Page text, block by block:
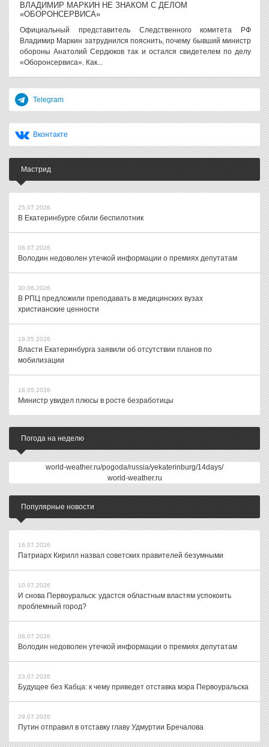
ВЛАДИМИР МАРКИН НЕ ЗНАКОМ С ДЕЛОМ
«ОБОРОНСЕРВИСА»
Официальный представитель Следственного комитета РФ
Владимир Маркин затруднился пояснить, почему бывший министр
обороны Анатолий Сердюков так и остался свидетелем по делу
«Оборонсервиса». Как...
Telegram
Вконтакте
Мастрид
25.07.2026
В Екатеринбурге сбили беспилотник
08.07.2026
Володин недоволен утечкой информации о премиях депутатам
30.06.2026
В РПЦ предложили преподавать в медицинских вузах
христианские ценности
19.05.2026
Власти Екатеринбурга заявили об отсутствии планов по
мобилизации
18.05.2026
Министр увидел плюсы в росте безработицы
Погода на неделю
world-weather.ru/pogoda/russia/yekaterinburg/14days/
world-weather.ru
Популярные новости
16.07.2026
Патриарх Кирилл назвал советских правителей безумными
10.07.2026
И снова Первоуральск: удастся областным властям успокоить
проблемный город?
08.07.2026
Володин недоволен утечкой информации о премиях депутатам
23.07.2026
Будущее без Кабца: к чему приведет отставка мэра Первоуральска
29.07.2026
Путин отправил в отставку главу Удмуртии Бречалова